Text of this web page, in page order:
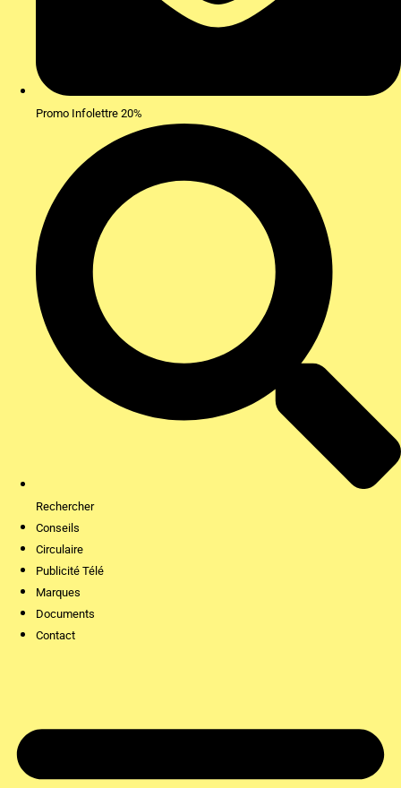
Promo Infolettre 20%
Rechercher
Conseils
Circulaire
Publicité Télé
Marques
Documents
Contact